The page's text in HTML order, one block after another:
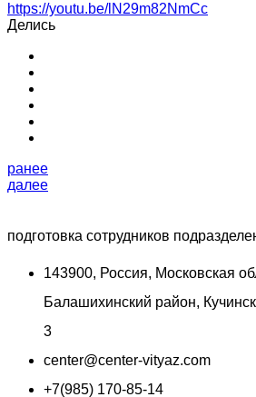
https://youtu.be/lN29m82NmCc
Делись
ранее
далее
подготовка сотрудников
143900, Россия, Московская
Балашихинский район,
3
center@center-vityaz.com
+7(985) 170-85-14